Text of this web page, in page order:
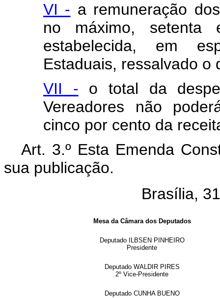
VI - a remuneração
no máximo, setenta
estabelecida, em
Estaduais, ressalvado o
VII - o total da
Vereadores não
cinco por cento da
Art. 3.º Esta Emenda
sua publicação.
Brasília,
Mesa da Câmara dos Deputados
Deputado ILBSEN PINHEIRO
Presidente
Deputado WALDIR PIRES
2º Vice-Presidente
Deputado CUNHA BUENO